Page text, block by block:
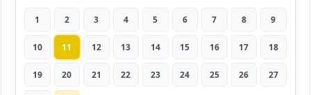
1 2 3 4 5 6 7 8 9
10 11 12 13 14 15 16 17 18
19 20 21 22 23 24 25 26 27